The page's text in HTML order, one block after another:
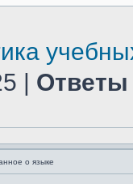
| Ответы
о языке